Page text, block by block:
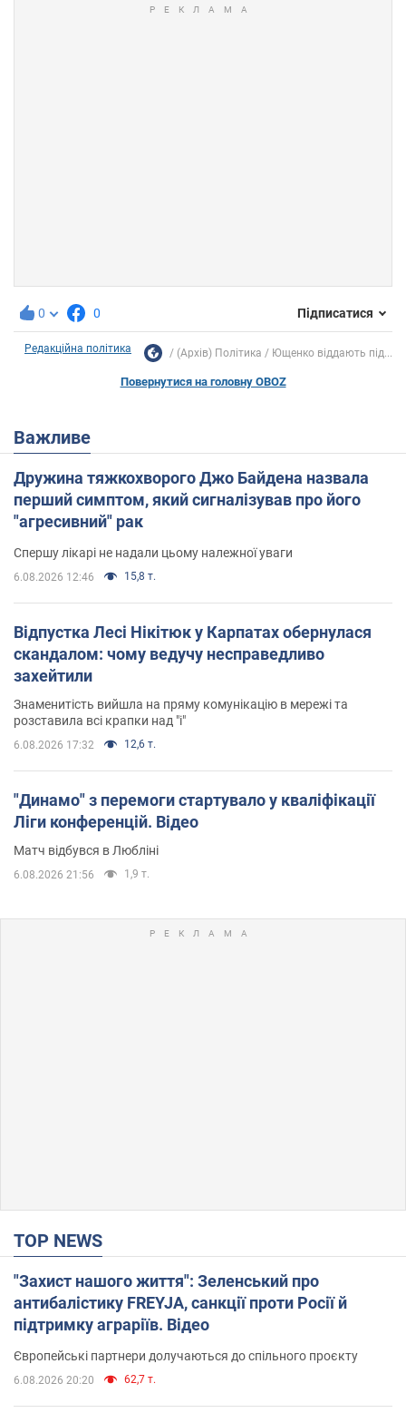
0 0 Підписатися
Редакційна політика (Архів) Політика Ющенко віддають під...
Повернутися на головну OBOZ
Важливе
Дружина тяжкохворого Джо Байдена назвала
перший симптом, який сигналізував про його
"агресивний" рак
Спершу лікарі не надали цьому належної уваги
6.08.2026 12:46 15,8 т.
Відпустка Лесі Нікітюк у Карпатах обернулася
скандалом: чому ведучу несправедливо
захейтили
Знаменитість вийшла на пряму комунікацію в мережі та
розставила всі крапки над "і"
6.08.2026 17:32 12,6 т.
"Динамо" з перемоги стартувало у кваліфікації
Ліги конференцій. Відео
Матч відбувся в Любліні
6.08.2026 21:56 1,9 т.
TOP NEWS
"Захист нашого життя": Зеленський про
антибалістику FREYJA, санкції проти Росії й
підтримку аграріїв. Відео
Європейські партнери долучаються до спільного проєкту
6.08.2026 20:20 62,7 т.